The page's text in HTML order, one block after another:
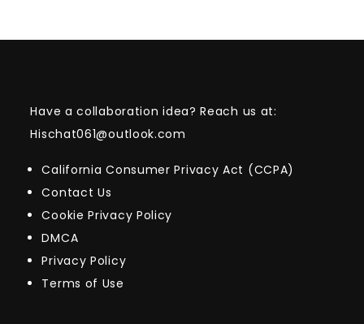
Have a collaboration idea? Reach us at:
Hischat061@outlook.com
California Consumer Privacy Act (CCPA)
Contact Us
Cookie Privacy Policy
DMCA
Privacy Policy
Terms of Use